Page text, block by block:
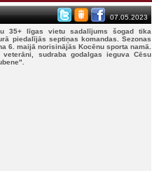
07.05.2023
35+ līgas vietu sadalījums šogad tika
piedalījās septiņas komandas. Sezonas
6. maijā norisinājās Kocēnu sporta namā.
sudraba godalgas ieguva Cēsu